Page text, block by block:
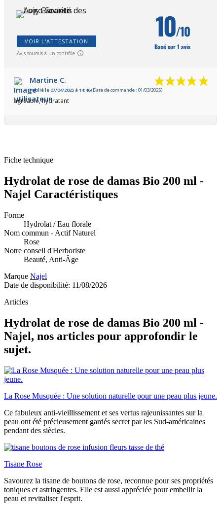
VOIR L'ATTESTATION
Avis soumis à un contrôle
10/10
Basé sur 1 avis
Martine C.
Publié le 07/04/2025 à 14:46(Date de commande : 01/03/2025)
agréable, hydratant
Fiche technique
Hydrolat de rose de damas Bio 200 ml -
Najel Caractéristiques
Forme
Hydrolat / Eau florale
Nom commun - Actif Naturel
Rose
Notre conseil d'Herboriste
Beauté, Anti-Âge
Marque Najel
Date de disponibilité: 11/08/2026
Articles
Hydrolat de rose de damas Bio 200 ml -
Najel, nos articles pour approfondir le
sujet.
La Rose Musquée : Une solution naturelle pour une peau plus jeune.
Ce fabuleux anti-vieillissement et ses vertus rajeunissantes sur la
peau ont été précieusement gardés secret par les Sud-américaines
pendant des siècles.
Tisane Rose
Savourez la tisane de boutons de rose, reconnue pour ses propriétés
toniques et astringentes. Elle est aussi appréciée pour embellir la
peau et revitaliser l'esprit.